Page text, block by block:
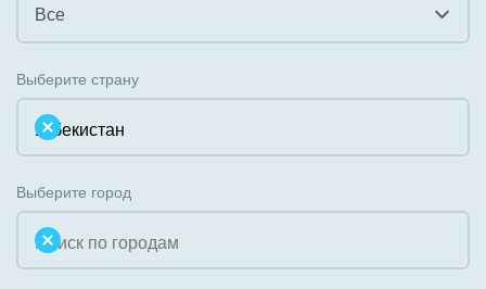
Внедрение Бизнес-процессов
Системное администрирование
Интернет-магазин и CRM
Крупные корпоративные внедрения
Государственные организации
Коммунальные услуги, ЖКХ
Некоммерческие, религиозные организации,
Недвижимость, риэлтерские компании
Образование, наука
Все
Облачный Битрикс24
Коробочная версия
Выберите страну
Выберите город